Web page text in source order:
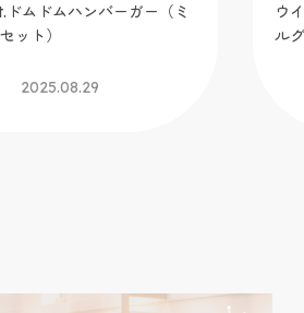
ムドムハンバーガー（ミ
ット）
2025.08.29
ウ
ル